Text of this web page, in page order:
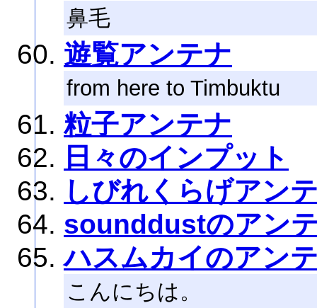
鼻毛
遊覧アンテナ
from here to Timbuktu
粒子アンテナ
日々のインプット
しびれくらげアン
sounddustのアン
ハスムカイのアン
こんにちは。